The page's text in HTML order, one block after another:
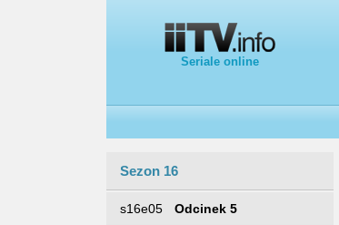
Seriale online
Sezon 16
s16e05 Odcinek 5